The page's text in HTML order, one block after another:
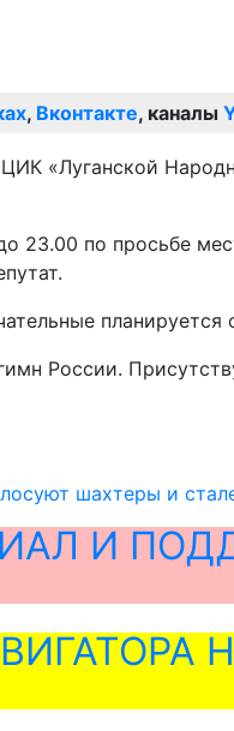
, Вконтакте, каналы
«Луганской
23.00 по просьбе
планируется
России.
шахтеры и
И